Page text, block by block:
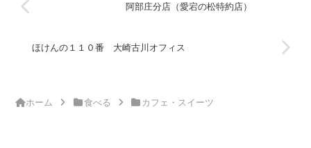
阿部庄分店（愛宕の松特約店）
ほけんの１１０番 大崎古川オフィス
ホーム 食べる カフェ・スイーツ